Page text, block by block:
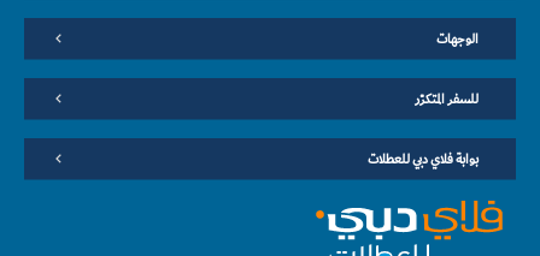
الوجهات
للسفر المتكرّر
بوابة فلاي دبي للعطلات